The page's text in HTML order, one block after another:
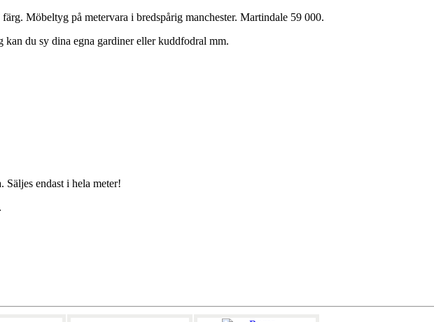
Möbeltyg på metervara i bredspårig manchester. Martindale 59 000.
kan du sy dina egna gardiner eller kuddfodral mm.
endast i hela meter!